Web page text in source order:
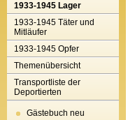
1933-1945 Lager
1933-1945 Täter und
Mitläufer
1933-1945 Opfer
Themenübersicht
Transportliste der
Deportierten
Gästebuch neu